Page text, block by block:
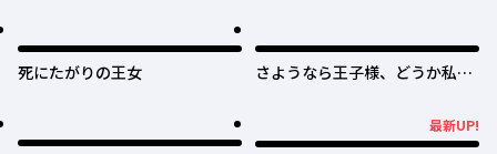
死にたがりの王女
さようなら王子様、どうか私の
最新UP!